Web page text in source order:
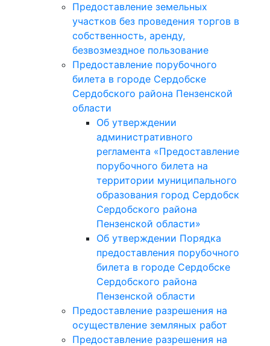
Предоставление земельных
участков без проведения торгов в
собственность, аренду,
безвозмездное пользование
Предоставление порубочного
билета в городе Сердобске
Сердобского района Пензенской
области
Об утверждении
административного
регламента «Предоставление
порубочного билета на
территории муниципального
образования город Сердобск
Сердобского района
Пензенской области»
Об утверждении Порядка
предоставления порубочного
билета в городе Сердобске
Сердобского района
Пензенской области
Предоставление разрешения на
осуществление земляных работ
Предоставление разрешения на